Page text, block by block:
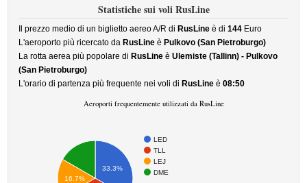
Statistiche sui voli RusLine
Il prezzo medio di un biglietto aereo A/R di RusLine è di144 Euro
L'aeroporto più ricercato da RusLine è Pulkovo (San Pietroburgo)
La rotta aerea più popolare di RusLine èUlemiste (Tallinn) - Pulkovo
(San Pietroburgo)
L'orario di partenza più frequente nei voli di RusLine è08:50
Aeroporti frequentemente utilizzati da RusLine
LED
TLL
LEJ
DME
33.3%
16.7%